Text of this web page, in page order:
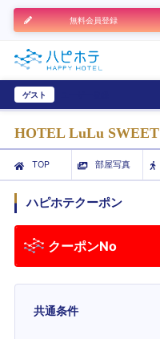
無料会員登録
ゲスト
HOTEL LuLu SWEET
TOP 部屋写真
ハピホテクーポン
クーポンNo
共通条件